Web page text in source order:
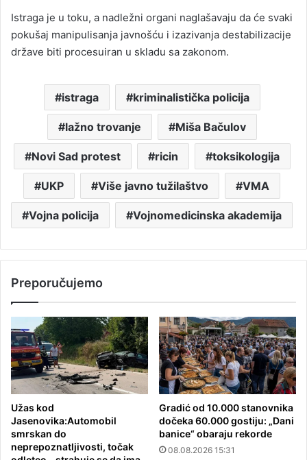
Istraga je u toku, a nadležni organi naglašavaju da će svaki
pokušaj manipulisanja javnošću i izazivanja destabilizacije
države biti procesuiran u skladu sa zakonom.
istraga kriminalistička policija
lažno trovanje Miša Bačulov
Novi Sad protest ricin toksikologija
UKP Više javno tužilaštvo VMA
Vojna policija Vojnomedicinska akademija
Preporučujemo
Užas kod
Jasenovika:Automobil
smrskan do
neprepoznatljivosti, točak
Gradić od 10.000 stanovnika
dočeka 60.000 gostiju: „Dani
banice“ obaraju rekorde
08.08.2026 15:31